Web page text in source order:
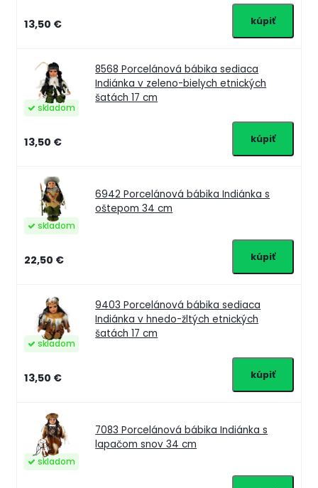
13,50 €
8568 Porcelánová bábika sediaca
Indiánka v zeleno-bielych etnických
šatách 17 cm
skladom
13,50 €
6942 Porcelánová bábika Indiánka s
oštepom 34 cm
skladom
22,50 €
9403 Porcelánová bábika sediaca
Indiánka v hnedo-žltých etnických
šatách 17 cm
skladom
13,50 €
7083 Porcelánová bábika Indiánka s
lapačom snov 34 cm
skladom